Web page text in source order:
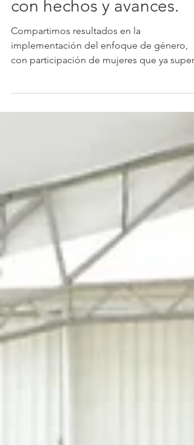
conmemoramos el 8M
con hechos y avances.
Compartimos resultados en la
demandas. En este encuentro presentamos
la circular contra el acoso y las cuatro llaves
maestras del cambio; y reafirmamos el
trabajo con la Rama Judicial para
transversalizar el enfoque de género desde
lo administrativo hasta el posfallo. Por los
derechos de las mujeres, por la equidad